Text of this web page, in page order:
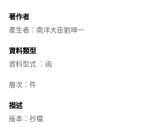
著作者
產生者：南洋大臣劉坤一
資料類型
資料型式 ：函
層次：件
描述
版本：抄檔